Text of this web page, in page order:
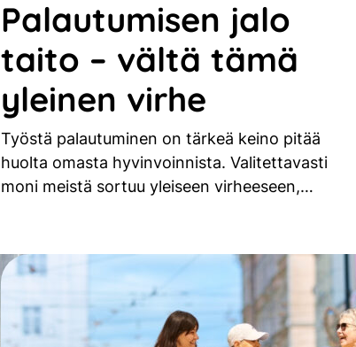
Palautumisen jalo
taito – vältä tämä
yleinen virhe
Työstä palautuminen on tärkeä keino pitää
huolta omasta hyvinvoinnista. Valitettavasti
moni meistä sortuu yleiseen virheeseen,…